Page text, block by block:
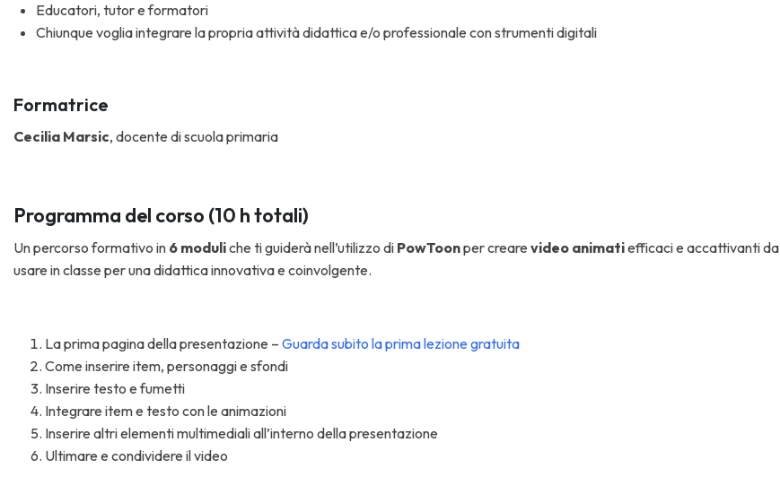
Educatori, tutor e formatori
Chiunque voglia integrare la propria attività didattica e/o professionale con strumenti digitali
Formatrice
Cecilia Marsic, docente di scuola primaria
Programma del corso (10 h totali)
Un percorso formativo in 6 moduliche ti guiderà nell’utilizzo di PowToonper creare video animatiefficaci e accattivanti da
usare in classe per una didattica innovativa e coinvolgente.
La prima pagina della presentazione – Guarda subito la prima lezione gratuita
Come inserire item, personaggi e sfondi
Inserire testo e fumetti
Integrare item e testo con le animazioni
Inserire altri elementi multimediali all’interno della presentazione
Ultimare e condividere il video